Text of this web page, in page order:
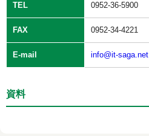
TEL 0952-36-5900
FAX 0952-34-4221
E-mail info@it-saga.net
資料